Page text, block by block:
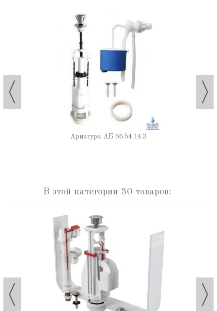
Арматура АБ 66.54.14.3
В этой категории 30 товаров: